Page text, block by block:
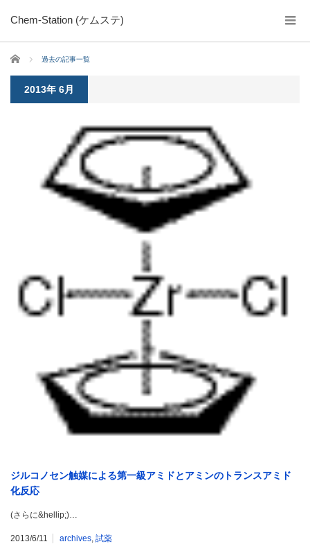
Chem-Station (ケムステ)
ホーム 過去の記事一覧
2013年 6月
ジルコノセン触媒による第一級アミドとアミンのトランスアミド
化反応
(さらに&hellip;)…
2013/6/11 archives, 試薬